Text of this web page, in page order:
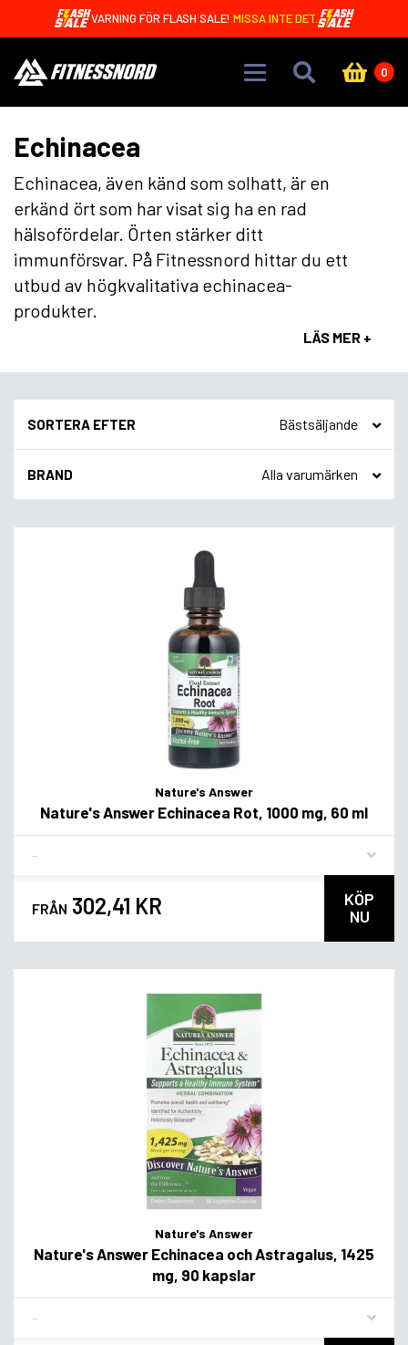
Skip to main contentVARNING FÖR FLASH SALE! MISSA INTE DET.
0
Echinacea
Echinacea, även känd som solhatt, är en
erkänd ört som har visat sig ha en rad
hälsofördelar. Örten stärker ditt
immunförsvar. På Fitnessnord hittar du ett
utbud av högkvalitativa echinacea-
produkter.
LÄS MER +
SORTERA EFTER
BRAND
Nature's Answer
Nature's Answer Echinacea Rot, 1000 mg, 60 ml
FRÅN 302,41 KR
KÖP
NU
Nature's Answer
Nature's Answer Echinacea och Astragalus, 1425
mg, 90 kapslar